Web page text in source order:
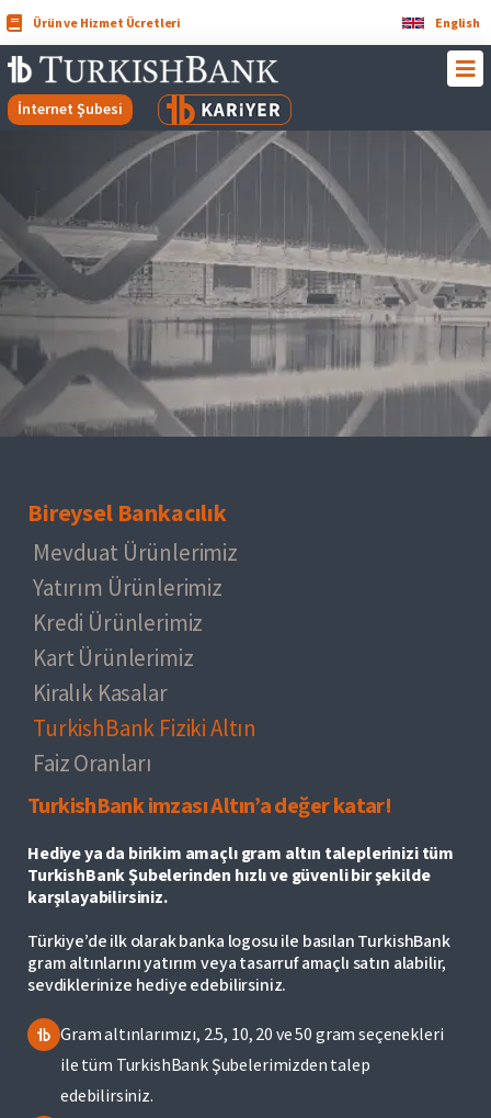
English
Ürün ve Hizmet Ücretleri
İnternet Şubesi
Bireysel Bankacılık
Mevduat Ürünlerimiz
Yatırım Ürünlerimiz
Kredi Ürünlerimiz
Kart Ürünlerimiz
Kiralık Kasalar
TurkishBank Fiziki Altın
Faiz Oranları
TurkishBank imzası Altın’a değer katar!
Hediye ya da birikim amaçlı gram altın taleplerinizi tüm
TurkishBank Şubelerinden hızlı ve güvenli bir şekilde
karşılayabilirsiniz.
Türkiye’de ilk olarak banka logosu ile basılan TurkishBank
gram altınlarını yatırım veya tasarruf amaçlı satın alabilir,
sevdiklerinize hediye edebilirsiniz.
Gram altınlarımızı, 2.5, 10, 20 ve 50 gram seçenekleri
ile tüm TurkishBank Şubelerimizden talep
edebilirsiniz.